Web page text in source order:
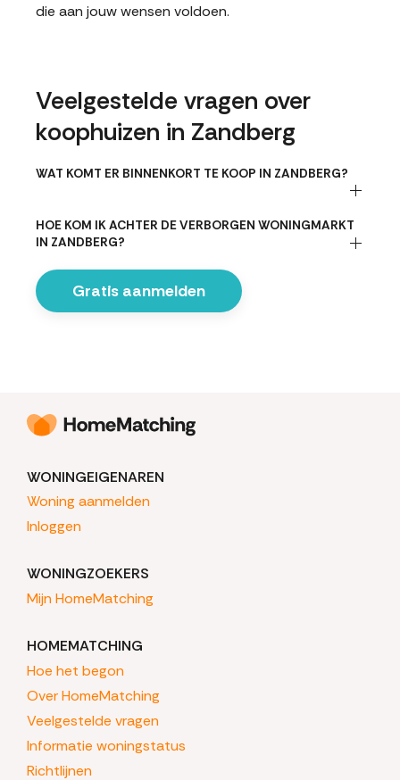
die aan jouw wensen voldoen.
Veelgestelde vragen over
koophuizen in Zandberg
WAT KOMT ER BINNENKORT TE KOOP IN ZANDBERG?
HOE KOM IK ACHTER DE VERBORGEN WONINGMARKT
IN ZANDBERG?
Gratis aanmelden
WONINGEIGENAREN
Woning aanmelden
Inloggen
WONINGZOEKERS
Mijn HomeMatching
HOMEMATCHING
Hoe het begon
Over HomeMatching
Veelgestelde vragen
Informatie woningstatus
Richtlijnen